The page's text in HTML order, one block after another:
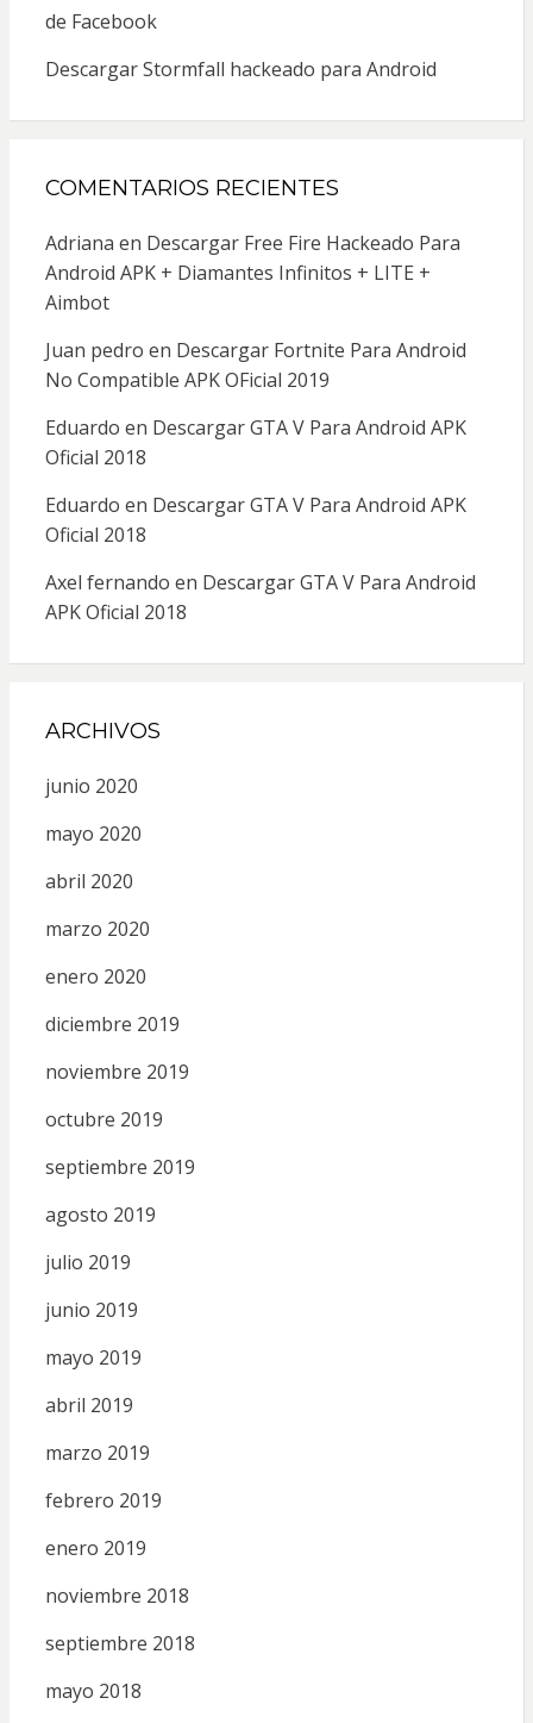
de Facebook
Descargar Stormfall hackeado para Android
COMENTARIOS RECIENTES
Adriana en Descargar Free Fire Hackeado Para
Android APK + Diamantes Infinitos + LITE +
Aimbot
Juan pedro en Descargar Fortnite Para Android
No Compatible APK OFicial 2019
Eduardo en Descargar GTA V Para Android APK
Oficial 2018
Eduardo en Descargar GTA V Para Android APK
Oficial 2018
Axel fernando en Descargar GTA V Para Android
APK Oficial 2018
ARCHIVOS
junio 2020
mayo 2020
abril 2020
marzo 2020
enero 2020
diciembre 2019
noviembre 2019
octubre 2019
septiembre 2019
agosto 2019
julio 2019
junio 2019
mayo 2019
abril 2019
marzo 2019
febrero 2019
enero 2019
noviembre 2018
septiembre 2018
mayo 2018